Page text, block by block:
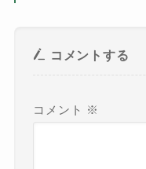
コメントする
コメント ※